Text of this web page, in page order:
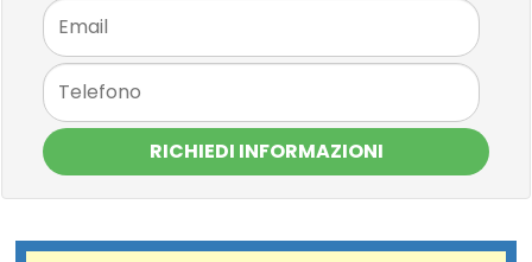
RICHIEDI INFORMAZIONI